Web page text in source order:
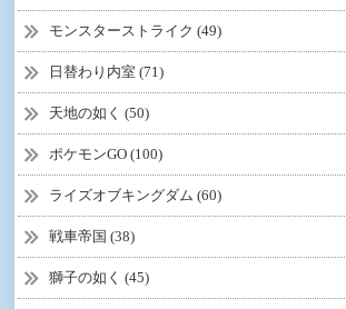
モンスターストライク (49)
日替わり内室 (71)
天地の如く (50)
ポケモンGO (100)
ライズオブキングダム (60)
戦車帝国 (38)
獅子の如く (45)